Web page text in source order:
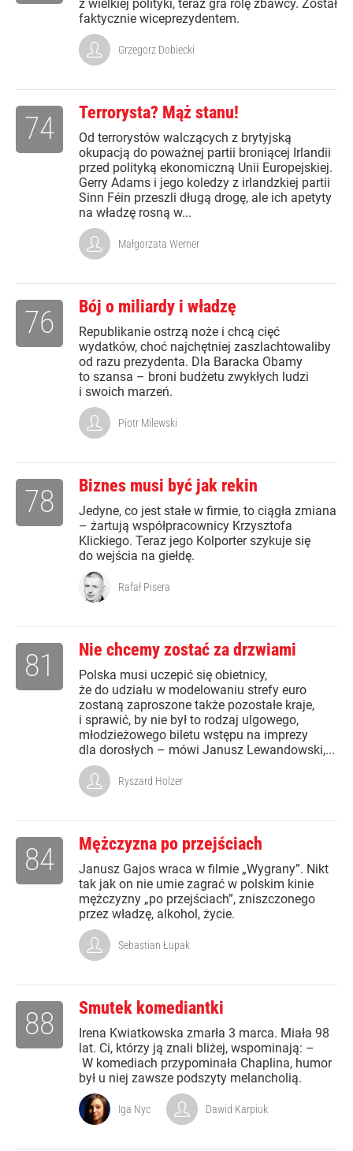
z wielkiej polityki, teraz gra rolę zbawcy. Został
faktycznie wiceprezydentem.
Grzegorz Dobiecki
Terrorysta? Mąż stanu!
Od terrorystów walczących z brytyjską
okupacją do poważnej partii broniącej Irlandii
przed polityką ekonomiczną Unii Europejskiej.
Gerry Adams i jego koledzy z irlandzkiej partii
Sinn Féin przeszli długą drogę, ale ich apetyty
na władzę rosną w...
74
Małgorzata Werner
Bój o miliardy i władzę
Republikanie ostrzą noże i chcą cięć
wydatków, choć najchętniej zaszlachtowaliby
od razu prezydenta. Dla Baracka Obamy
to szansa – broni budżetu zwykłych ludzi
i swoich marzeń.
76
Piotr Milewski
Biznes musi być jak rekin
Jedyne, co jest stałe w firmie, to ciągła zmiana
– żartują współpracownicy Krzysztofa
Klickiego. Teraz jego Kolporter szykuje się
do wejścia na giełdę.
78
Rafał Pisera
Nie chcemy zostać za drzwiami
Polska musi uczepić się obietnicy,
że do udziału w modelowaniu strefy euro
zostaną zaproszone także pozostałe kraje,
i sprawić, by nie był to rodzaj ulgowego,
młodzieżowego biletu wstępu na imprezy
dla dorosłych – mówi Janusz Lewandowski,...
81
Ryszard Holzer
Mężczyzna po przejściach
Janusz Gajos wraca w filmie „Wygrany”. Nikt
tak jak on nie umie zagrać w polskim kinie
mężczyzny „po przejściach”, zniszczonego
przez władzę, alkohol, życie.
84
Sebastian Łupak
Smutek komediantki
Irena Kwiatkowska zmarła 3 marca. Miała 98
lat. Ci, którzy ją znali bliżej, wspominają: –
W komediach przypominała Chaplina, humor
był u niej zawsze podszyty melancholią.
88
Iga Nyc Dawid Karpiuk